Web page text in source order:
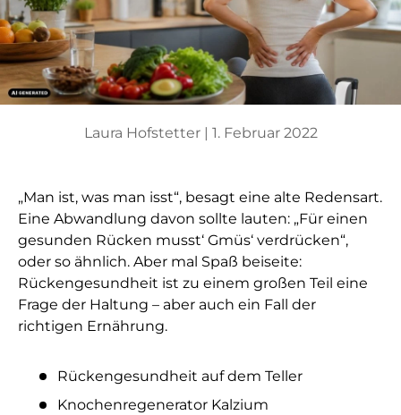
Laura Hofstetter | 1. Februar 2022
„Man ist, was man isst“, besagt eine alte Redensart.
Eine Abwandlung davon sollte lauten: „Für einen
gesunden Rücken musst‘ Gmüs‘ verdrücken“,
oder so ähnlich. Aber mal Spaß beiseite:
Rückengesundheit ist zu einem großen Teil eine
Frage der Haltung – aber auch ein Fall der
richtigen Ernährung.
Rückengesundheit auf dem Teller
Knochenregenerator Kalzium